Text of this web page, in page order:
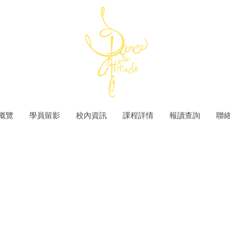
覽 學員留影 校內資訊 課程詳情 報讀查詢 聯